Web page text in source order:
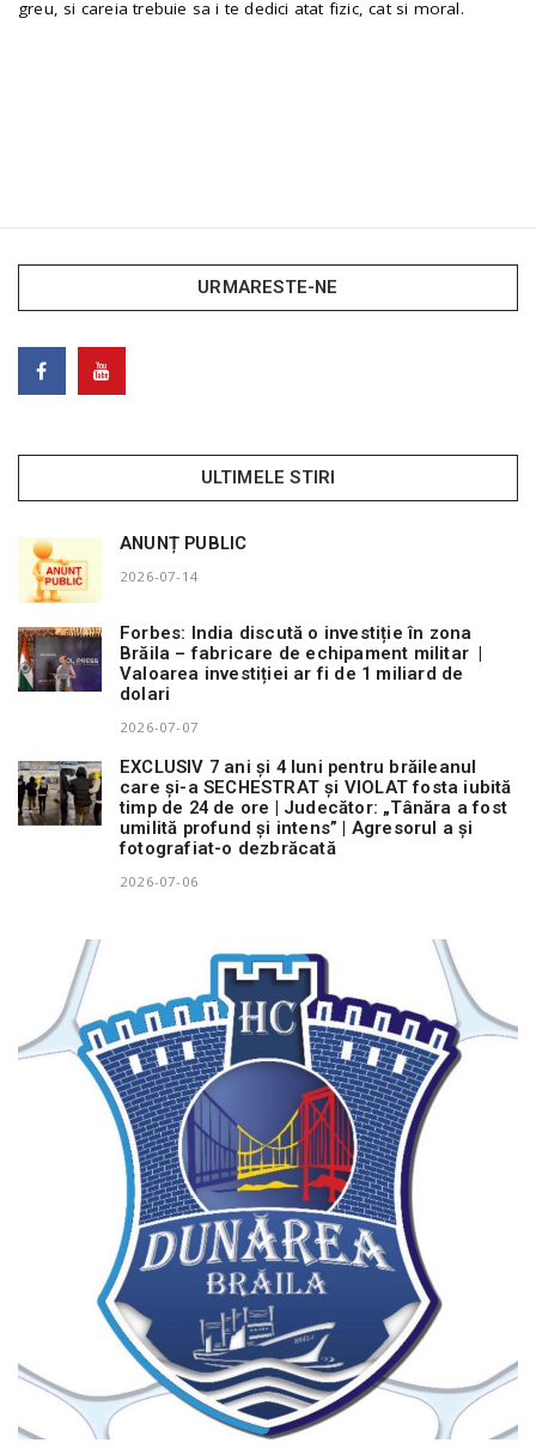
greu, si careia trebuie sa i te dedici atat fizic, cat si moral.
URMARESTE-NE
ULTIMELE STIRI
ANUNȚ PUBLIC
2026-07-14
Forbes: India discută o investiție în zona
Brăila – fabricare de echipament militar |
Valoarea investiției ar fi de 1 miliard de
dolari
2026-07-07
EXCLUSIV 7 ani și 4 luni pentru brăileanul
care și-a SECHESTRAT și VIOLAT fosta iubită
timp de 24 de ore | Judecător: „Tânăra a fost
umilită profund și intens” | Agresorul a și
fotografiat-o dezbrăcată
2026-07-06